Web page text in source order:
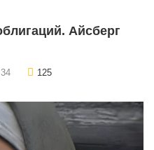
Айсберг
125